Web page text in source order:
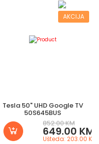
AKCIJA
Tesla 50" UHD Google TV
50S645BUS
852.00 KM
649.00 KM
Ušteda: 203.00 KM